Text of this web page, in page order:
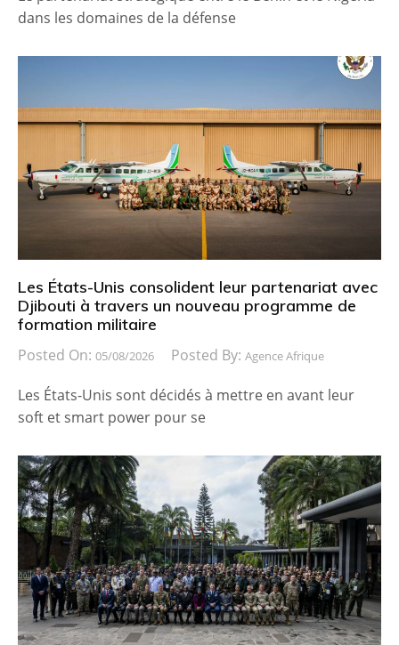
dans les domaines de la défense
Les États-Unis consolident leur partenariat avec
Djibouti à travers un nouveau programme de
formation militaire
Posted On: 05/08/2026 Posted By: Agence Afrique
Les États-Unis sont décidés à mettre en avant leur
soft et smart power pour se